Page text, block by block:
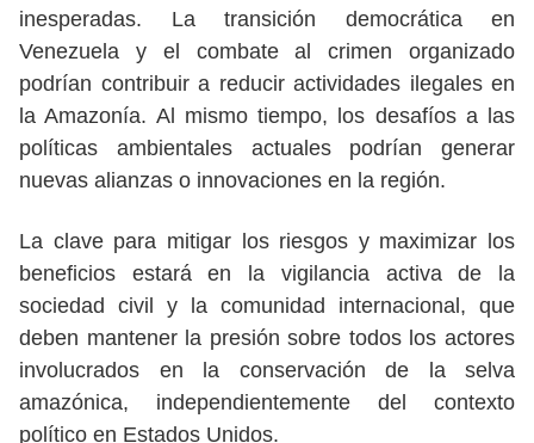
inesperadas. La transición democrática en
Venezuela y el combate al crimen organizado
podrían contribuir a reducir actividades ilegales en
la Amazonía. Al mismo tiempo, los desafíos a las
políticas ambientales actuales podrían generar
nuevas alianzas o innovaciones en la región.
La clave para mitigar los riesgos y maximizar los
beneficios estará en la vigilancia activa de la
sociedad civil y la comunidad internacional, que
deben mantener la presión sobre todos los actores
involucrados en la conservación de la selva
amazónica, independientemente del contexto
político en Estados Unidos.